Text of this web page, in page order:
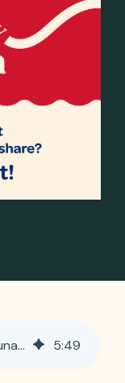
Por qué contar historias es una forma eficaz de reconocer y celebrar a los voluntarios 5:49